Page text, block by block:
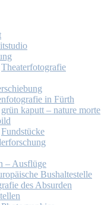
Thea­ter­fo­to­gra­fie
in Fürth
grün ka­putt – na­tu­re mor­te
Fund­stü­cke
– Aus­flü­ge
Bus­hal­te­stel­le
des Ab­sur­den